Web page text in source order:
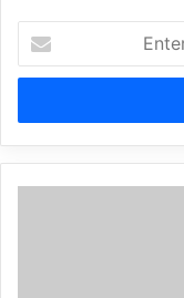
Enter
your
Email